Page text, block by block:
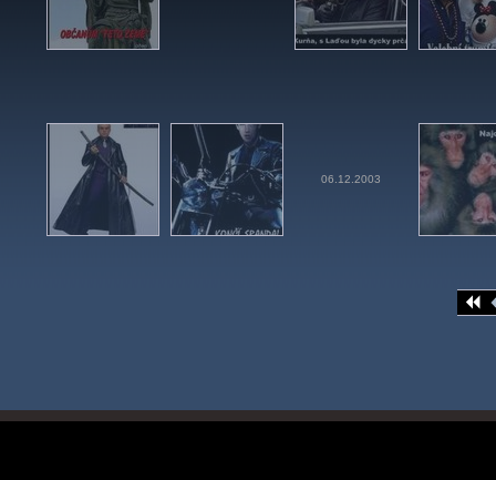
06.12.2003